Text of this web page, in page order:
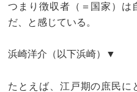
つまり徴収者（＝国家）は
だ、と感じている。
浜崎洋介（以下浜崎）▼
たとえば、江戸期の庶民に